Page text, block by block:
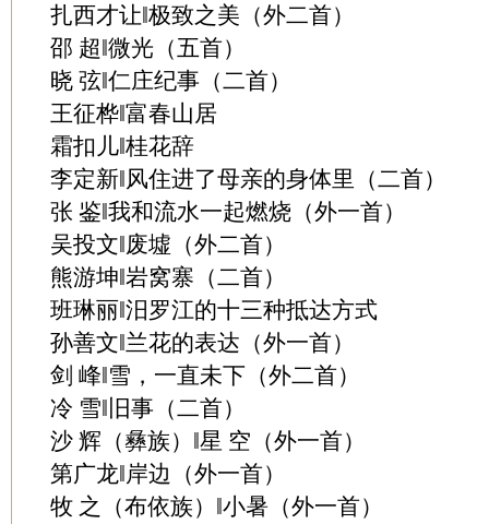
扎西才让‖极致之美（外二首）
邵 超‖微光（五首）
晓 弦‖仁庄纪事（二首）
王征桦‖富春山居
霜扣儿‖桂花辞
李定新‖风住进了母亲的身体里（二首）
张 鉴‖我和流水一起燃烧（外一首）
吴投文‖废墟（外二首）
熊游坤‖岩窝寨（二首）
班琳丽‖汨罗江的十三种抵达方式
孙善文‖兰花的表达（外一首）
剑 峰‖雪，一直未下（外二首）
冷 雪‖旧事（二首）
沙 辉（彝族）‖星 空（外一首）
第广龙‖岸边（外一首）
牧 之（布依族）‖小暑（外一首）